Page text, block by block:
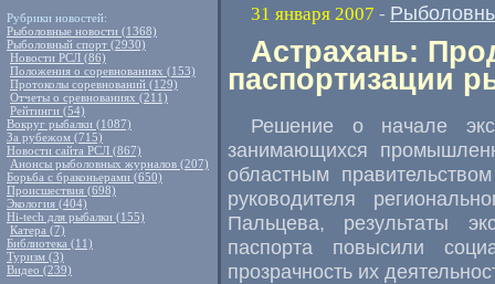
Рубрики новостей:
Рыболовные новости (1368)
Рыболовный спорт (2930)
Новости РСЛ (86)
Положения о соревнованиях (153)
Протоколы соревнований (129)
Отчеты о сревнованиях (211)
Рейтинги (54)
Вокруг рыбалки (1087)
За рубежом (715)
Новости сайта РСЛ (867)
Анонсы рыболовных журналов (207)
Борьба с браконьерами (650)
Происшествия (698)
Экология (404)
Hi-tech для рыбалки (155)
Катера (7)
Библиотека (11)
Туризм (3)
Видео (239)
31 января 2007 -
Астрахань:
паспортизации
Решение о начале
занимающихся
областным
руководителя
Пальцева, результаты
паспорта повысили
прозрачность их